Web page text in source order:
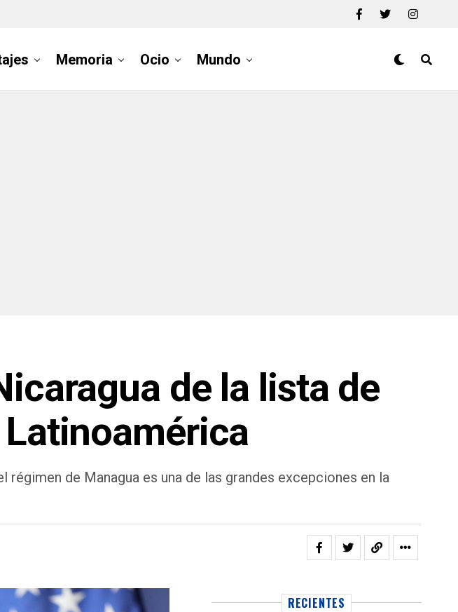
Memoria Ocio Mundo
de la lista de
Latinoamérica
de Managua es una de las grandes excepciones en la
RECIENTES